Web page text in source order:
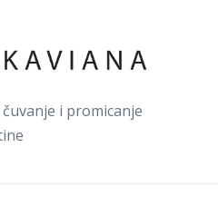
i promicanje